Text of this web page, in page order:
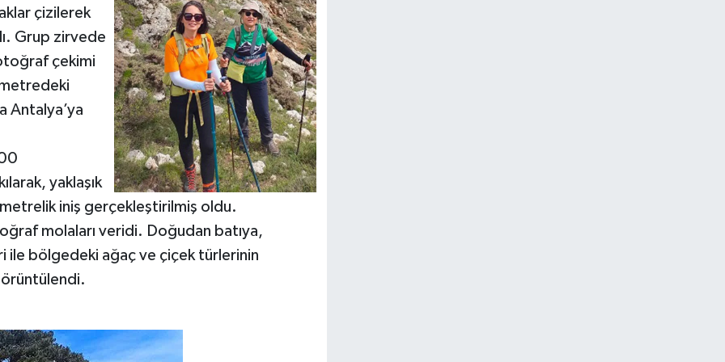
çizilerek
Grup zirvede
çekimi
Antalya’ya
yaklaşık
iniş gerçekleştirilmiş oldu.
molaları veridi. Doğudan batıya,
ile bölgedeki ağaç ve çiçek türlerinin